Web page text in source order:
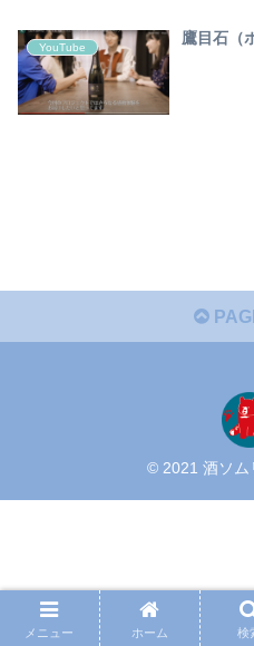
YouTube
鷹目石（
© 2021 酒ソム
メニュー ホーム 検